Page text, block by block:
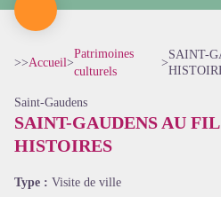
>>Accueil>
Patrimoines
culturels
>
SAINT-
Saint-Gaudens
SAINT-GAUDENS AU
HISTOIRES
Type : Visite de ville